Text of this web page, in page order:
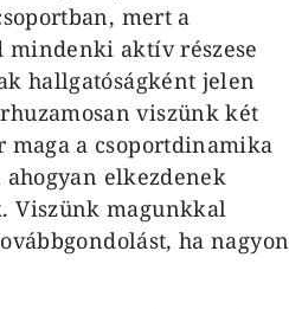
mert a
aktív részese
hallgatóságként jelen
viszünk két
maga a csoportdinamika
elkezdenek
Viszünk magunkkal
ha nagyon